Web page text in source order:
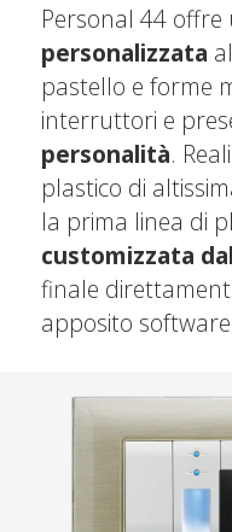
Personal 44 offre
personalizzata
pastello e forme
interruttori e
personalità.
plastico di
la prima linea di
customizzata
finale
apposito